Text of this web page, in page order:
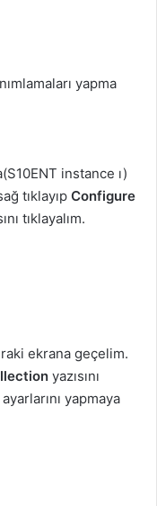
yapma
instance ı)
tıklayıp Configure
tıklayalım.
ekrana geçelim.
yazısını
yapmaya